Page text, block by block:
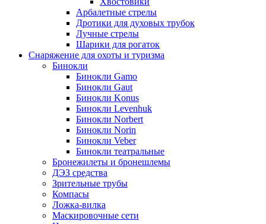
Арбалетные стрелы
Дротики для духовых трубок
Лучные стрелы
Шарики для рогаток
Снаряжение для охоты и туризма
Бинокли
Бинокли Gamo
Бинокли Gaut
Бинокли Konus
Бинокли Levenhuk
Бинокли Norbert
Бинокли Norin
Бинокли Veber
Бинокли театральные
Бронежилеты и бронешлемы
ДЭЗ средства
Зрительные трубы
Компасы
Ложка-вилка
Маскировочные сети